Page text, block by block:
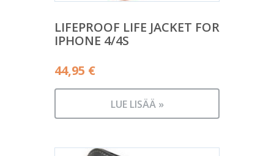
LIFEPROOF LIFE JACKET FOR
IPHONE 4/4S
44,95 €
LUE LISÄÄ »